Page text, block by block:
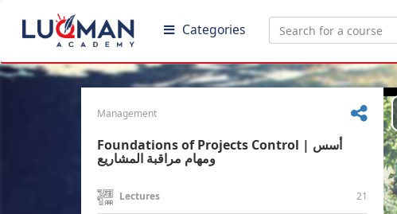
Categories
Management
Foundations of Projects Control | أسس
ومهام مراقبة المشاريع
Lectures 21